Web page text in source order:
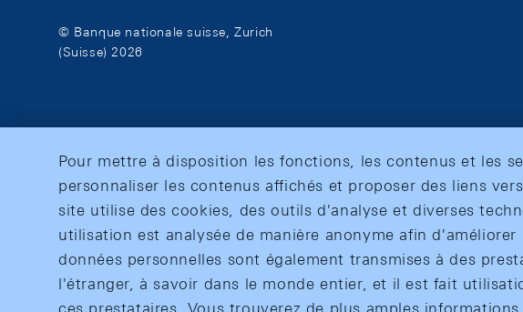
© Banque nationale suisse, Zurich
(Suisse) 2026
Pour mettre à disposition les fonctions, les contenus et les
personnaliser les contenus affichés et proposer des liens
site utilise des cookies, des outils d'analyse et diverses
utilisation est analysée de manière anonyme afin d'améliorer
données personnelles sont également transmises à des
l'étranger, à savoir dans le monde entier, et il est fait